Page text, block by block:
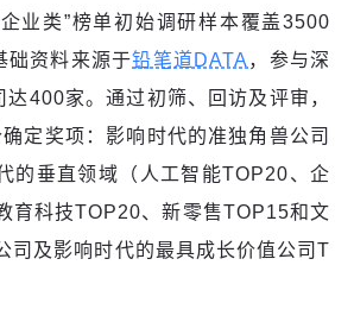
业类”榜单初始调研样本覆盖3500
础资料来源于铅笔道DATA ，参与深
400家。通过初筛、回访及评审，
定奖项：影响时代的准独角兽公司
的垂直领域（人工智能TOP20、企
育科技TOP20、新零售TOP15和文
司及影响时代的最具成长价值公司T